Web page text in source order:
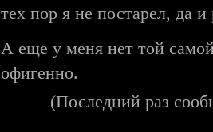
тех пор я не постарел, да
А еще у меня нет той самой
офигенно.
(Последний раз